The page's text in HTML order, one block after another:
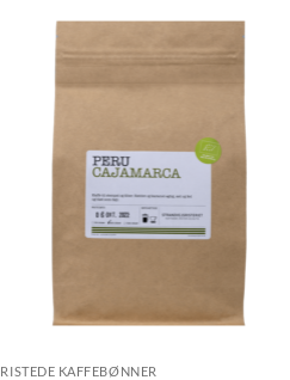
RISTEDE KAFFEBØNNER